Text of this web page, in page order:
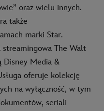
oraz wielu innych.
także
marki Star.
streamingowa The Walt
Disney Media &
oferuje kolekcję
na wyłączność, w tym
seriali